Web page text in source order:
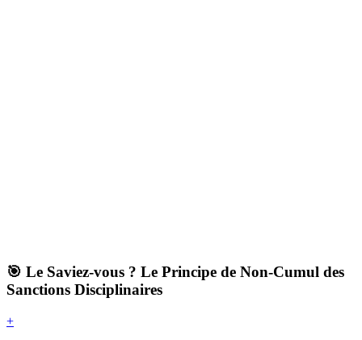
🎯 Le Saviez-vous ? Le Principe de Non-Cumul des
Sanctions Disciplinaires
+